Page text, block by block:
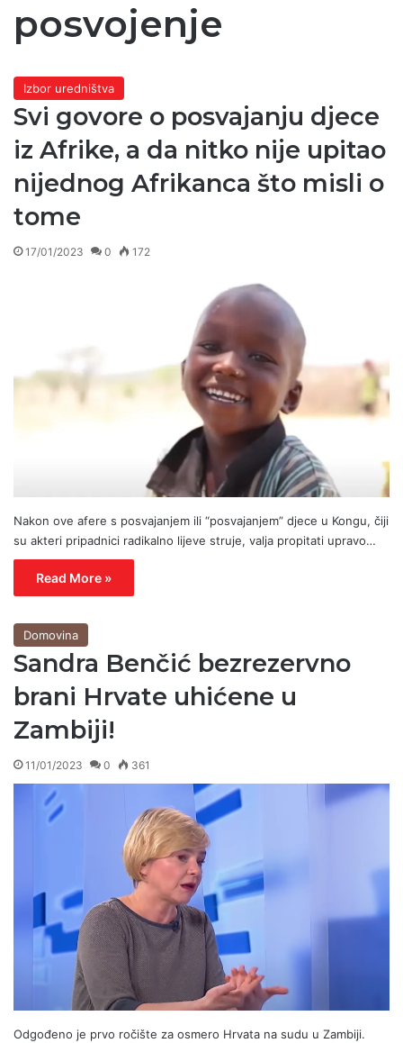
posvojenje
Izbor uredništva
Svi govore o posvajanju djece
iz Afrike, a da nitko nije upitao
nijednog Afrikanca što misli o
tome
17/01/2023 0 172
Nakon ove afere s posvajanjem ili “posvajanjem” djece u Kongu, čiji
su akteri pripadnici radikalno lijeve struje, valja propitati upravo…
Read More »
Domovina
Sandra Benčić bezrezervno
brani Hrvate uhićene u
Zambiji!
11/01/2023 0 361
Odgođeno je prvo ročište za osmero Hrvata na sudu u Zambiji.